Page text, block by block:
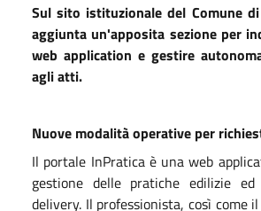
Sul sito istituzionale del Comune
aggiunta un'apposita sezione per
web application e gestire
agli atti.
Nuove modalità operative per
Il portale InPratica è una web
gestione delle pratiche edilizie
delivery. Il professionista, così come